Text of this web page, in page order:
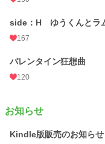
side：H ゆうくんとラ
167
バレンタイン狂想曲
120
お知らせ
Kindle版販売のお知らせ